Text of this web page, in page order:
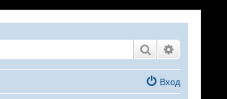
Поиск
Вход